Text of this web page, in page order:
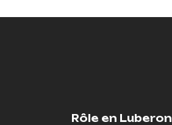
Rôle en Luberon